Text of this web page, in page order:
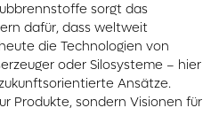
sorgt das
dafür, dass weltweit
die Technologien von
oder Silosysteme – hier
Ansätze.
Produkte, sondern Visionen für